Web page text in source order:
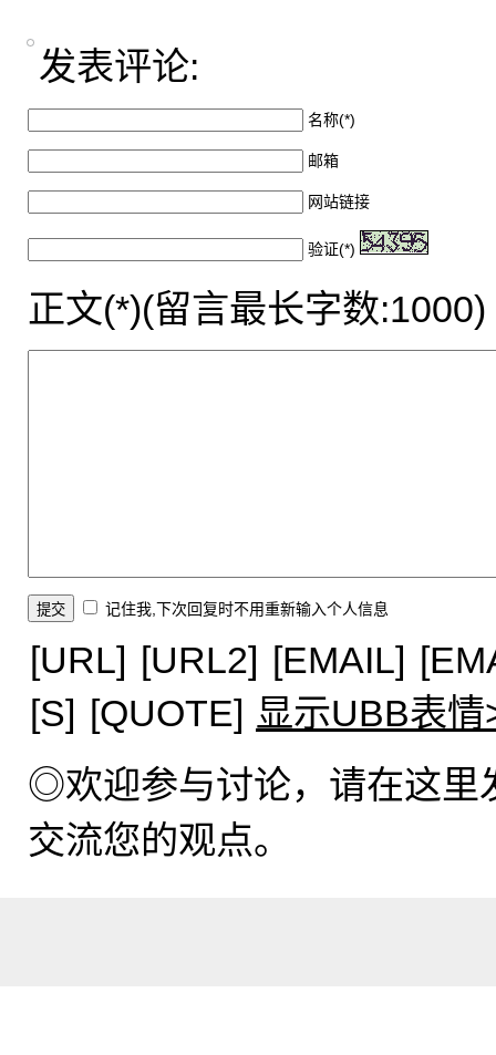
发表评论:
名称(*)
邮箱
网站链接
验证(*)
正文(*)(留言最长字数:1000)
记住我,下次回复时不用重新输入个人信息
[URL] [URL2] [EMAIL]
[S] [QUOTE] 显示UBB表情
◎欢迎参与讨论，请在这里
交流您的观点。